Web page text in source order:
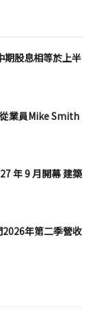
期股息相等於上半
業員Mike Smith
年 9 月開幕 建築
年第二季營收